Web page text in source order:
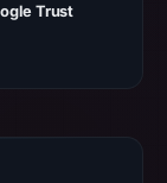
Trust